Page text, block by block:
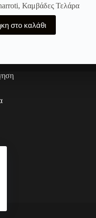
, Καμβάδες Τελάρα
στο καλάθι